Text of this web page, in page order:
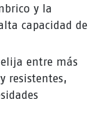
y la
capacidad de
entre más
resistentes,